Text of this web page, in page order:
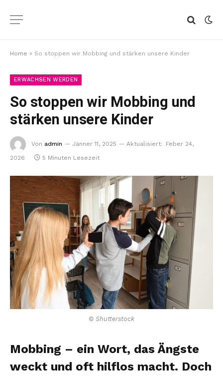
Home » So stoppen wir Mobbing und stärken unsere Kinder
ERWACHSEN WERDEN
So stoppen wir Mobbing und
stärken unsere Kinder
Von admin Jänner 11, 2025 Aktualisiert:
Feber 24,
2026
5 Minuten Lesezeit
© Shutterstock
Mobbing – ein Wort, das Ängste
weckt und oft hilflos macht. Doch